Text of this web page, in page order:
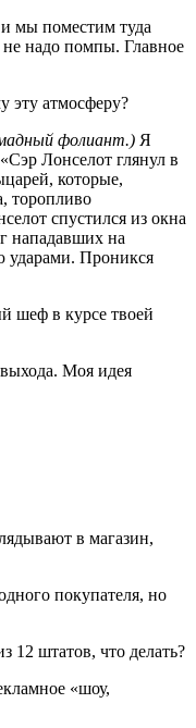
мы поместим туда
не надо помпы. Главное
эту атмосферу?
фолиант.) Я
Лонселот глянул в
которые,
торопливо
спустился из окна
нападавших на
ударами. Проникся
шеф в курсе твоей
Моя идея
в магазин,
покупателя, но
12 штатов, что делать?
«шоу,